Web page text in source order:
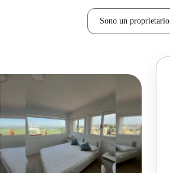
Sono un proprietario